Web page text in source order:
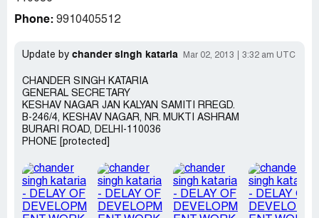
Phone: 9910405512
Update by chander singh kataria Mar 02, 2013 3:32 am UTC
CHANDER SINGH KATARIA
GENERAL SECRETARY
KESHAV NAGAR JAN KALYAN SAMITI RREGD.
B-246/4, KESHAV NAGAR, NR. MUKTI ASHRAM
BURARI ROAD, DELHI-110036
PHONE [protected]